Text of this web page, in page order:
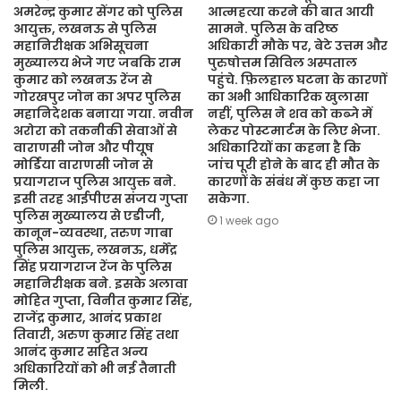
अमरेन्द्र कुमार सेंगर को पुलिस
आयुक्त, लखनऊ से पुलिस
महानिरीक्षक अभिसूचना
मुख्यालय भेजे गए जबकि राम
कुमार को लखनऊ रेंज से
गोरखपुर जोन का अपर पुलिस
महानिदेशक बनाया गया. नवीन
अरोरा को तकनीकी सेवाओं से
वाराणसी जोन और पीयूष
मोर्डिया वाराणसी जोन से
प्रयागराज पुलिस आयुक्त बने.
इसी तरह आईपीएस संजय गुप्ता
पुलिस मुख्यालय से एडीजी,
कानून-व्यवस्था, तरुण गाबा
पुलिस आयुक्त, लखनऊ, धर्मेंद्र
सिंह प्रयागराज रेंज के पुलिस
महानिरीक्षक बने. इसके अलावा
मोहित गुप्ता, विनीत कुमार सिंह,
राजेंद्र कुमार, आनंद प्रकाश
तिवारी, अरुण कुमार सिंह तथा
आनंद कुमार सहित अन्य
अधिकारियों को भी नई तैनाती
मिली.
आत्महत्या करने की बात आयी
सामने. पुलिस के वरिष्ठ
अधिकारी मौके पर, बेटे उत्तम और
पुरुषोत्तम सिविल अस्पताल
पहुंचे. फ़िलहाल घटना के कारणों
का अभी आधिकारिक खुलासा
नहीं, पुलिस ने शव को कब्जे में
लेकर पोस्टमार्टम के लिए भेजा.
अधिकारियों का कहना है कि
जांच पूरी होने के बाद ही मौत के
कारणों के संबंध में कुछ कहा जा
सकेगा.
1 week ago